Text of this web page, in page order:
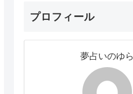
プロフィール
夢占いのゆら